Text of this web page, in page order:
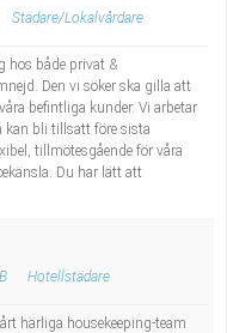
Städare/Lokalvårdare
hos både privat &
Den vi söker ska gilla att
befintliga kunder. Vi arbetar
kan bli tillsatt före sista
tillmötesgående för våra
Du har lätt att
Hotellstädare
härliga housekeeping-team